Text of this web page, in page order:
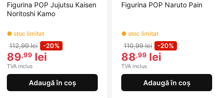
Figurina POP Jujutsu Kaisen
Noritoshi Kamo
● stoc limitat
112,99 lei -20%
89,99 lei
TVA inclus
Adaugă în coș
Figurina POP Naruto Pain
● stoc limitat
110,99 lei -20%
88,99 lei
TVA inclus
Adaugă în coș